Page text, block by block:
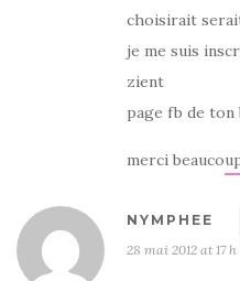
choisirait
je me suis
zient
page fb de
merci
NYMPHEE
28 mai 2012 at 17